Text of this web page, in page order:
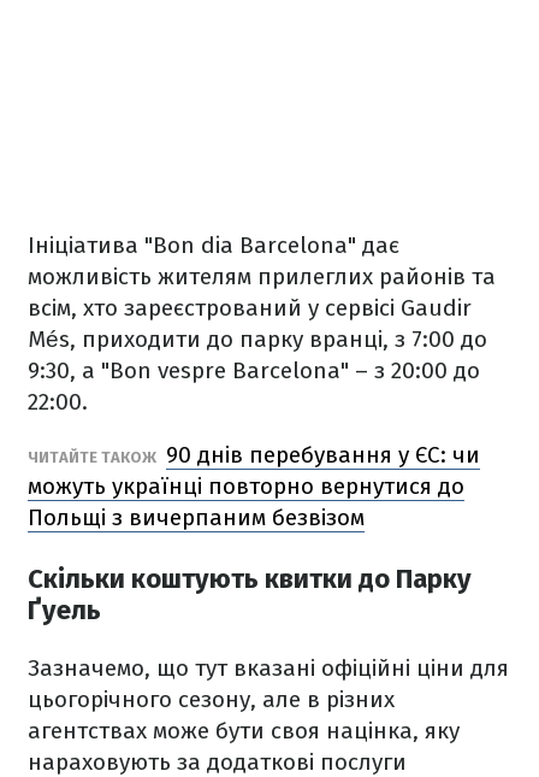
Ініціатива "Bon dia Barcelona" дає
можливість жителям прилеглих районів та
всім, хто зареєстрований у сервісі Gaudir
Més, приходити до парку вранці, з 7:00 до
9:30, а "Bon vespre Barcelona" – з 20:00 до
22:00.
ЧИТАЙТЕ ТАКОЖ 90 днів перебування у ЄС: чи
можуть українці повторно вернутися до
Польщі з вичерпаним безвізом
Скільки коштують квитки до Парку
Ґуель
Зазначемо, що тут вказані офіційні ціни для
цьогорічного сезону, але в різних
агентствах може бути своя націнка, яку
нараховують за додаткові послуги